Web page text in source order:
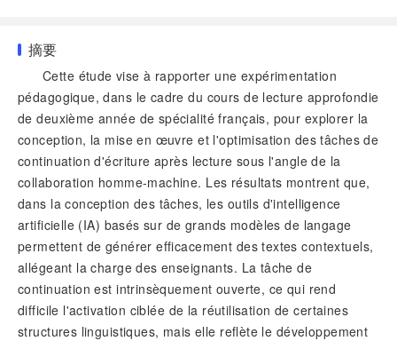
摘要
Cette étude vise à rapporter une expérimentation
pédagogique, dans le cadre du cours de lecture approfondie
de deuxième année de spécialité français, pour explorer la
conception, la mise en œuvre et l'optimisation des tâches de
continuation d'écriture après lecture sous l'angle de la
collaboration homme-machine. Les résultats montrent que,
dans la conception des tâches, les outils d'intelligence
artificielle (IA) basés sur de grands modèles de langage
permettent de générer efficacement des textes contextuels,
allégeant la charge des enseignants. La tâche de
continuation est intrinsèquement ouverte, ce qui rend
difficile l'activation ciblée de la réutilisation de certaines
structures linguistiques, mais elle reflète le développement